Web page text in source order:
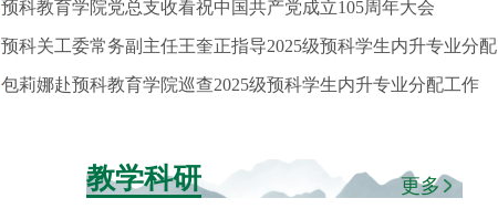
预科教育学院党总支收看祝中国共产党成立105周年大会
预科关工委常务副主任王奎正指导2025级预科学生内升专业分配
包莉娜赴预科教育学院巡查2025级预科学生内升专业分配工作
教学科研 更多